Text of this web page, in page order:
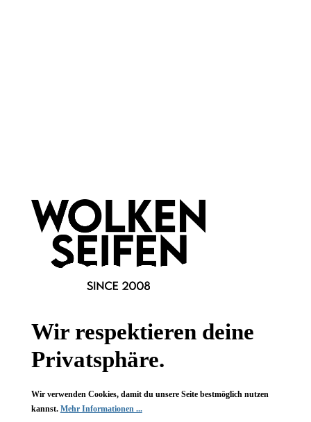
Informationen
Gesetzliche Informationen
Wissenswertes
Vertrag widerrufen
Wir respektieren deine
Privatsphäre.
Wir verwenden Cookies, damit du unsere Seite bestmöglich nutzen
kannst. Mehr Informationen ...